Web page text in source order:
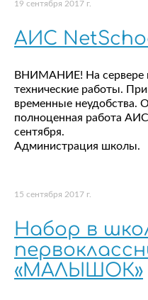
19 сентября 2017 г.
АИС
ВНИМАНИЕ! На сервере
технические работы.
временные неудобства.
полноценная работа
сентября.
Администрация школы.
15 сентября 2017 г.
Набор в
«МАЛЫШОК»